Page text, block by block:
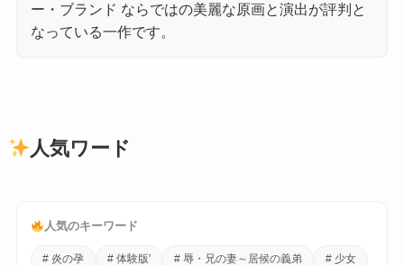
ー・ブランド ならではの美麗な原画と演出が評判と
なっている一作です。
人気ワード
人気のキーワード
# 炎の孕 # 体験版' # 辱・兄の妻～居候の義弟 # 少女